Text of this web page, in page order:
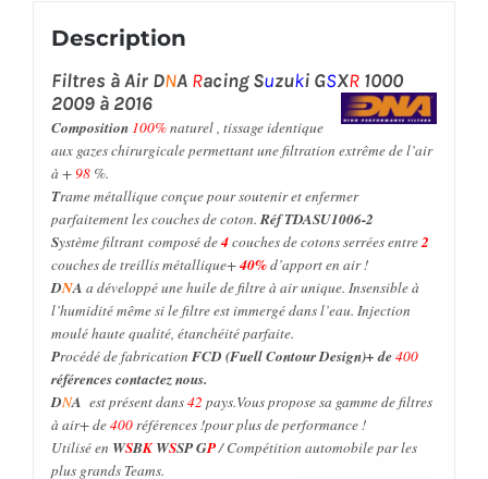
Description
Filtres à AirDNA RacingSuzuki GSXR1000
2009 à 2016
Composition 100%naturel , tissage identique
aux gazes chirurgicale permettant une filtration extrême de l’air
à + 98%.
Trame métallique conçue pour soutenir et enfermer
parfaitement les couches de coton. Réf TDASU1006-2
Systèmefiltrantcomposé de4couches de cotons serrées entre 2
couches de treillis métallique+40%d’apport en air !
DNA a développé une huile de filtre à air unique. Insensible à
l’humidité même si le filtre est immergé dans l’eau. Injection
moulé haute qualité, étanchéité parfaite.
Procédé de fabrication FCD (Fuell Contour Design)+ de400
références contactez nous.
DNA est présent dans42 pays.Vous propose sa gamme de filtres
à air+ de400références !pour plus de performance !
Utilisé en WSBKWSSP GP/ Compétition automobile par les
plus grands Teams.